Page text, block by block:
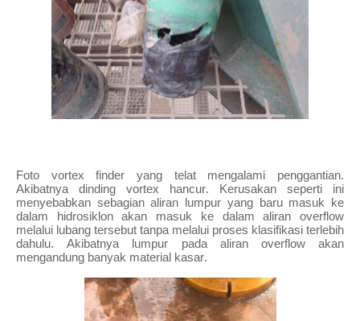
Foto vortex finder yang telat mengalami penggantian.
Akibatnya dinding vortex hancur. Kerusakan seperti ini
menyebabkan sebagian aliran lumpur yang baru masuk ke
dalam hidrosiklon akan masuk ke dalam aliran overflow
melalui lubang tersebut tanpa melalui proses klasifikasi terlebih
dahulu. Akibatnya lumpur pada aliran overflow akan
mengandung banyak material kasar.